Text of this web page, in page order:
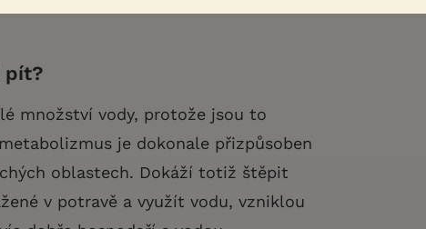
pít?
množství vody, protože jsou to
je dokonale přizpůsoben
oblastech. Dokáží totiž štěpit
v potravě a využít vodu, vzniklou